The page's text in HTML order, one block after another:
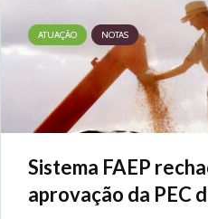
ATUAÇÃO NOTAS
Sistema FAEP
aprovação da PEC